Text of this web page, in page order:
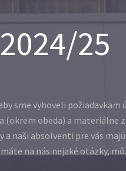
25
sme vyhoveli
obeda) a materiálne
a naši absolventi pre vás
na nás nejaké otázky,